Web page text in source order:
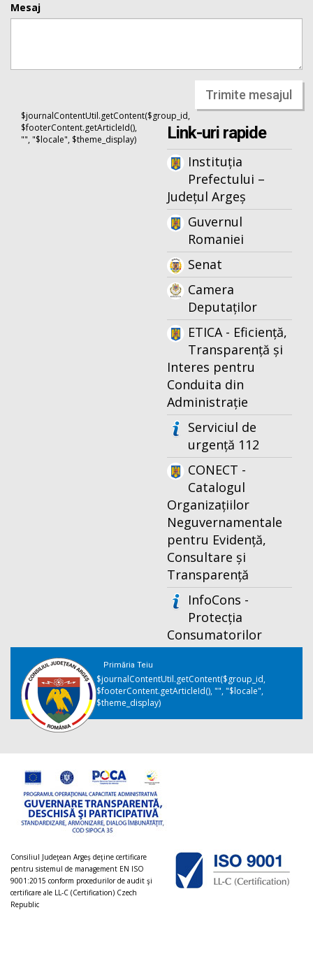
Mesaj
Trimite mesajul
$journalContentUtil.getContent($group_id,
$footerContent.getArticleId(),
"", "$locale", $theme_display)
Link-uri rapide
Instituția
Prefectului –
Județul Argeș
Guvernul
Romaniei
Senat
Camera
Deputaților
ETICA - Eficiență,
Transparență și
Interes pentru
Conduita din
Administrație
Serviciul de
urgență 112
CONECT -
Catalogul
Organizațiilor
Neguvernamentale
pentru Evidență,
Consultare și
Transparență
InfoCons -
Protecția
Consumatorilor
Primăria Teiu
$journalContentUtil.getContent($group_id,
$footerContent.getArticleId(), "", "$locale",
$theme_display)
Consiliul Judeţean Argeș deţine certificare
pentru sistemul de management EN ISO
9001:2015 conform procedurilor de audit şi
certificare ale LL-C (Certification) Czech
Republic